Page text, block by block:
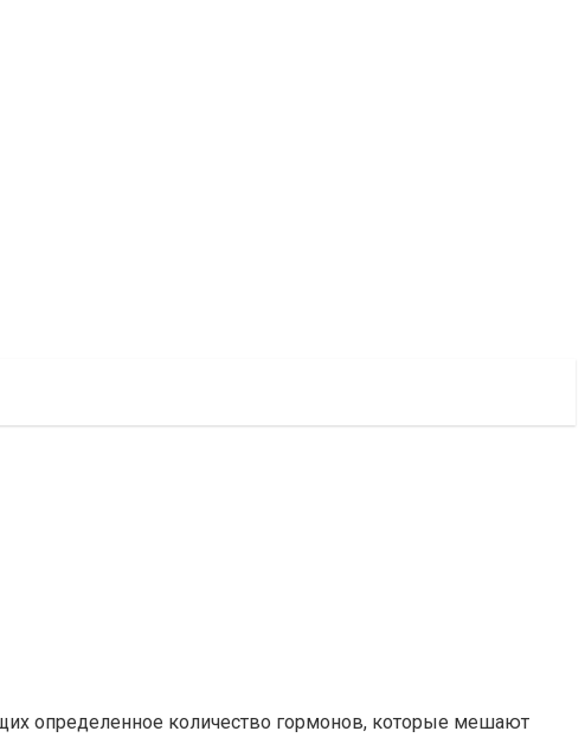
определенное количество гормонов, которые мешают